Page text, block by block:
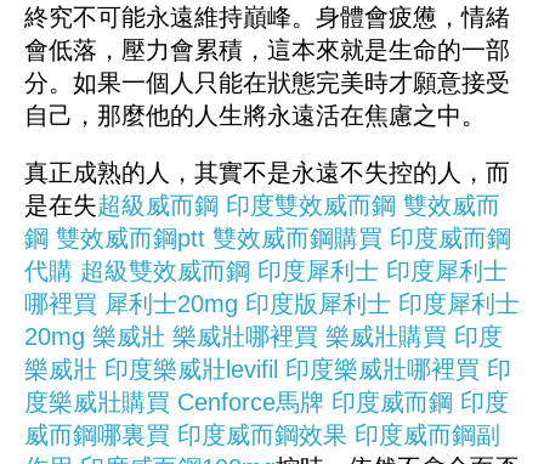
終究不可能永遠維持巔峰。身體會疲憊，情緒
會低落，壓力會累積，這本來就是生命的一部
分。如果一個人只能在狀態完美時才願意接受
自己，那麼他的人生將永遠活在焦慮之中。
真正成熟的人，其實不是永遠不失控的人，而
是在失超級威而鋼 印度雙效威而鋼 雙效威而
鋼 雙效威而鋼ptt 雙效威而鋼購買 印度威而鋼
代購 超級雙效威而鋼 印度犀利士 印度犀利士
哪裡買 犀利士20mg 印度版犀利士 印度犀利士
20mg 樂威壯 樂威壯哪裡買 樂威壯購買 印度
樂威壯 印度樂威壯levifil 印度樂威壯哪裡買 印
度樂威壯購買 Cenforce馬牌 印度威而鋼 印度
威而鋼哪裏買 印度威而鋼效果 印度威而鋼副